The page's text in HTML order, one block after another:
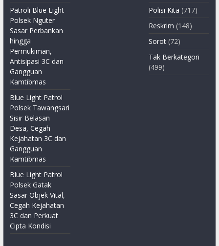
Patroli Blue Light
Polsek Nguter
Sasar Perbankan
hingga
Permukiman,
Antisipasi 3C dan
Gangguan
Kamtibmas
Blue Light Patrol
Polsek Tawangsari
Sisir Belasan
Desa, Cegah
Kejahatan 3C dan
Gangguan
Kamtibmas
Blue Light Patrol
Polsek Gatak
Sasar Objek Vital,
Cegah Kejahatan
3C dan Perkuat
Cipta Kondisi
Polisi Kita (717)
Reskrim (148)
Sorot (72)
Tak Berkategori
(499)